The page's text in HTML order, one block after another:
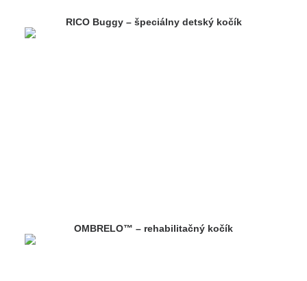
RICO Buggy – špeciálny detský kočík
OMBRELO™ – rehabilitačný kočík